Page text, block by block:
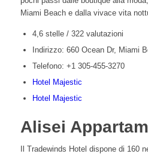
Miami Beach e dalla vivace vita
4,6 stelle / 322 valutazioni
Indirizzo: 660 Ocean Dr, Miami
Telefono: +1 305-455-3270
Hotel Majestic
Hotel Majestic
Alisei
Il Tradewinds Hotel dispone di 160